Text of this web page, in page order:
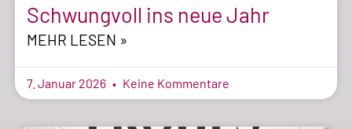
Schwungvoll ins neue Jahr
MEHR LESEN »
7. Januar 2026 Keine Kommentare